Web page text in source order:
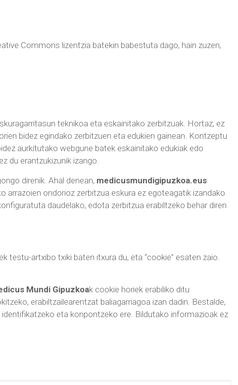
Commons lizentzia batekin babestuta dago, hain zuzen,
teknikoa eta eskainitako zerbitzuak. Hortaz, ez
bidez egindako zerbitzuen eta edukien gainean. Kontzeptu
aurkitutako webgune batek eskainitako edukiak edo
du erantzukizunik izango.
direnik. Ahal denean, medicusmundigipuzkoa.eus
arrazoien ondorioz zerbitzua eskura ez egoteagatik izandako
daudelako, edota zerbitzua erabiltzeko behar diren
testu-artxibo txiki baten itxura du, eta “cookie” esaten zaio.
Mundi Gipuzkoak cookie horiek erabiliko ditu
erabiltzailearentzat baliagarriagoa izan dadin. Bestalde,
eta konpontzeko ere. Bildutako informazioak ez